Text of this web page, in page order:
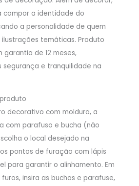
compor a identidade do
a personalidade de quem
temáticas. Produto
de 12 meses,
segurança e tranquilidade na
decorativo com moldura, a
com parafuso e bucha (não
o local desejado na
pontos de furação com lápis
para garantir o alinhamento. Em
insira as buchas e parafuse,